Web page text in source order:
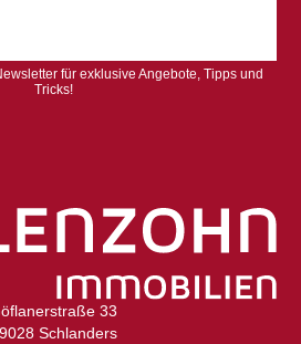
für exklusive Angebote, Tipps und
Tricks!
33
Schlanders